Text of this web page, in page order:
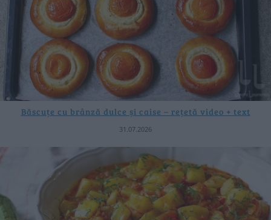
Băscuțe cu brânză dulce și caise – rețetă video + text
31.07.2026